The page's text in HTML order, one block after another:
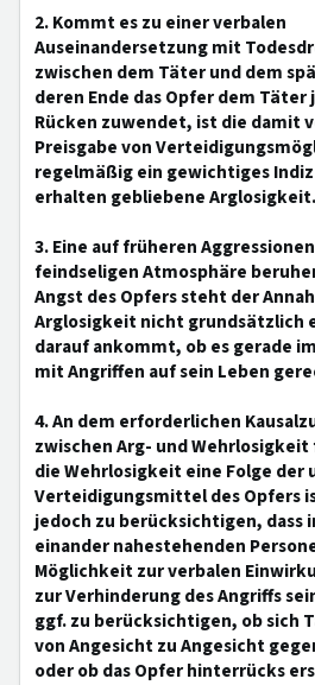
2. Kommt es zu einer verbalen
Auseinandersetzung mit
zwischen dem Täter und dem
deren Ende das Opfer dem Täter
Rücken zuwendet, ist die damit
Preisgabe von
regelmäßig ein gewichtiges
erhalten gebliebene Arglosigkeit.
3. Eine auf früheren
feindseligen Atmosphäre
Angst des Opfers steht der
Arglosigkeit nicht grundsätzlich
darauf ankommt, ob es gerade
mit Angriffen auf sein Leben
4. An dem erforderlichen
zwischen Arg- und
die Wehrlosigkeit eine Folge der
Verteidigungsmittel des Opfers
jedoch zu berücksichtigen, dass
einander nahestehenden
Möglichkeit zur verbalen
zur Verhinderung des Angriffs
ggf. zu berücksichtigen, ob sich
von Angesicht zu Angesicht
oder ob das Opfer hinterrücks